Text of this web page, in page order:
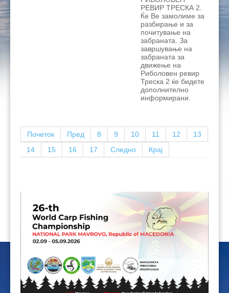
РЕВИР ТРЕСКА 2.
Ќе Ве замолиме за
разбирање и за
почитување на
забраната. За
завршување на
забраната за
движење на
Риболовен ревир
Треска 2 ќе бидете
дополнително
информирани.
Почеток Пред 8 9 10 11 12
13
14
15 16 17 Следно Крај